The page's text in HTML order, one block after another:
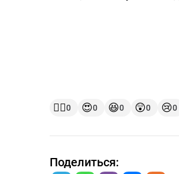
👍🏻0 😍0 😆0 😲0 😢0
Поделиться: